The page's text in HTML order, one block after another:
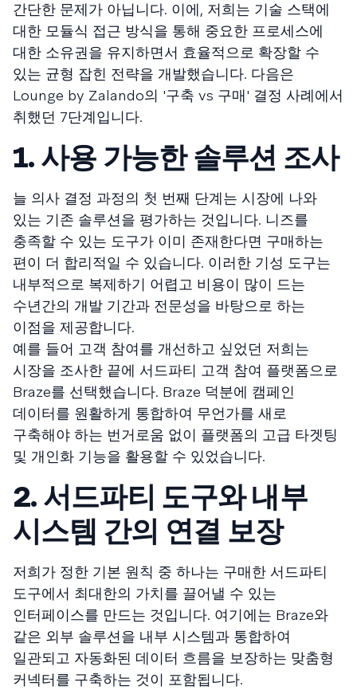
간단한 문제가 아닙니다. 이에, 저희는 기술 스택에
대한 모듈식 접근 방식을 통해 중요한 프로세스에
대한 소유권을 유지하면서 효율적으로 확장할 수
있는 균형 잡힌 전략을 개발했습니다. 다음은
Lounge by Zalando의 '구축 vs 구매' 결정 사례에서
취했던 7단계입니다.
1. 사용 가능한 솔루션 조사
늘 의사 결정 과정의 첫 번째 단계는 시장에 나와
있는 기존 솔루션을 평가하는 것입니다. 니즈를
충족할 수 있는 도구가 이미 존재한다면 구매하는
편이 더 합리적일 수 있습니다. 이러한 기성 도구는
내부적으로 복제하기 어렵고 비용이 많이 드는
수년간의 개발 기간과 전문성을 바탕으로 하는
이점을 제공합니다.
예를 들어 고객 참여를 개선하고 싶었던 저희는
시장을 조사한 끝에 서드파티 고객 참여 플랫폼으로
Braze를 선택했습니다. Braze 덕분에 캠페인
데이터를 원활하게 통합하여 무언가를 새로
구축해야 하는 번거로움 없이 플랫폼의 고급 타겟팅
및 개인화 기능을 활용할 수 있었습니다.
2. 서드파티 도구와 내부
시스템 간의 연결 보장
저희가 정한 기본 원칙 중 하나는 구매한 서드파티
도구에서 최대한의 가치를 끌어낼 수 있는
인터페이스를 만드는 것입니다. 여기에는 Braze와
같은 외부 솔루션을 내부 시스템과 통합하여
일관되고 자동화된 데이터 흐름을 보장하는 맞춤형
커넥터를 구축하는 것이 포함됩니다.